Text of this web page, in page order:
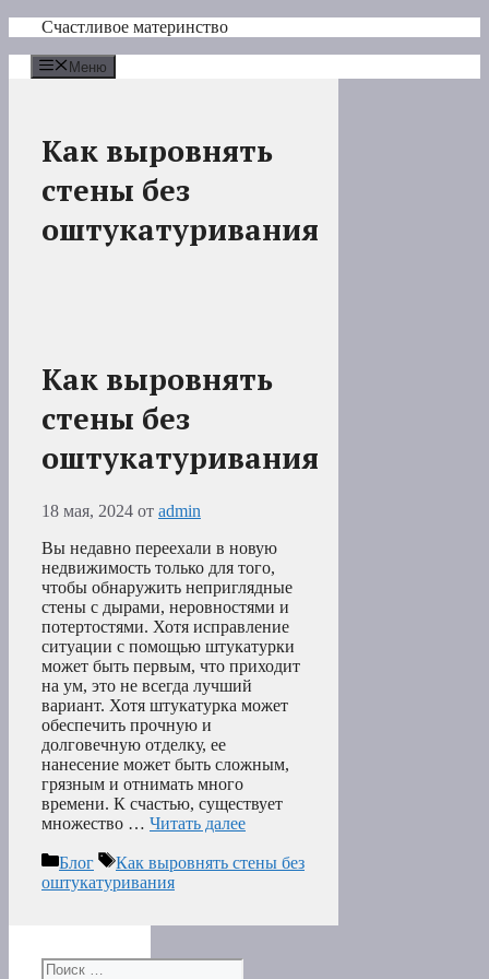
Перейти
содержимому
Счастливое материнство
Меню
Как выровнять
стены без
оштукатуривания
Как выровнять
стены без
оштукатуривания
18 мая, 2024 от admin
Вы недавно переехали в новую
недвижимость только для того,
чтобы обнаружить неприглядные
стены с дырами, неровностями и
потертостями. Хотя исправление
ситуации с помощью штукатурки
может быть первым, что приходит
на ум, это не всегда лучший
вариант. Хотя штукатурка может
обеспечить прочную и
долговечную отделку, ее
нанесение может быть сложным,
грязным и отнимать много
времени. К счастью, существует
множество … Читать далее
Рубрики
Блог Метки
Как выровнять стены без
оштукатуривания
Поиск: